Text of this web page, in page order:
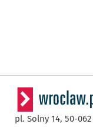
pl. Solny 14, 50-062